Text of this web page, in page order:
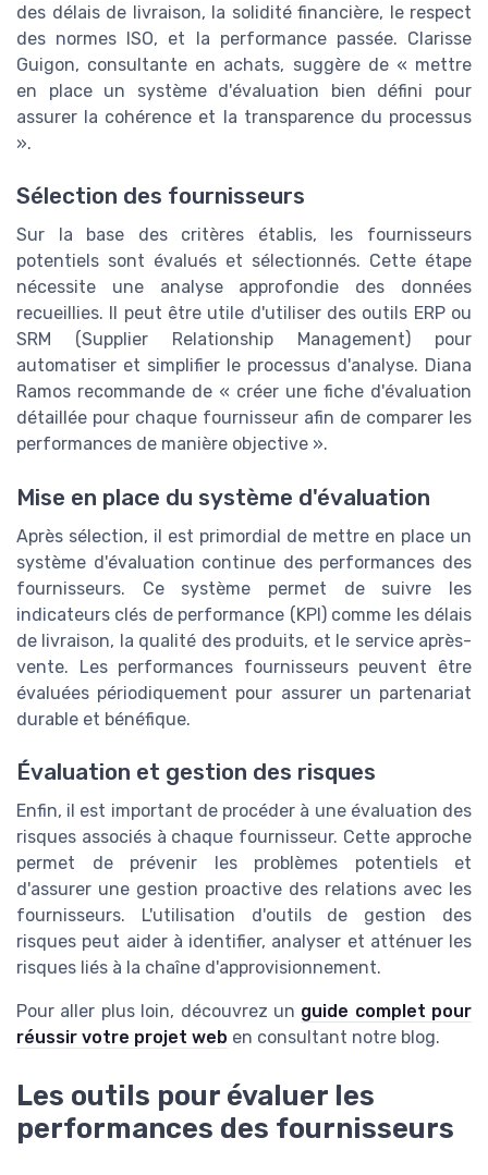
des délais de livraison, la solidité financière, le respect
des normes ISO, et la performance passée. Clarisse
Guigon, consultante en achats, suggère de « mettre
en place un système d'évaluation bien défini pour
assurer la cohérence et la transparence du processus
».
Sélection des fournisseurs
Sur la base des critères établis, les fournisseurs
potentiels sont évalués et sélectionnés. Cette étape
nécessite une analyse approfondie des données
recueillies. Il peut être utile d'utiliser des outils ERP ou
SRM (Supplier Relationship Management) pour
automatiser et simplifier le processus d'analyse. Diana
Ramos recommande de « créer une fiche d'évaluation
détaillée pour chaque fournisseur afin de comparer les
performances de manière objective ».
Mise en place du système d'évaluation
Après sélection, il est primordial de mettre en place un
système d'évaluation continue des performances des
fournisseurs. Ce système permet de suivre les
indicateurs clés de performance (KPI) comme les délais
de livraison, la qualité des produits, et le service après-
vente. Les performances fournisseurs peuvent être
évaluées périodiquement pour assurer un partenariat
durable et bénéfique.
Évaluation et gestion des risques
Enfin, il est important de procéder à une évaluation des
risques associés à chaque fournisseur. Cette approche
permet de prévenir les problèmes potentiels et
d'assurer une gestion proactive des relations avec les
fournisseurs. L'utilisation d'outils de gestion des
risques peut aider à identifier, analyser et atténuer les
risques liés à la chaîne d'approvisionnement.
Pour aller plus loin, découvrez un guide complet pour
réussir votre projet web en consultant notre blog.
Les outils pour évaluer les
performances des fournisseurs